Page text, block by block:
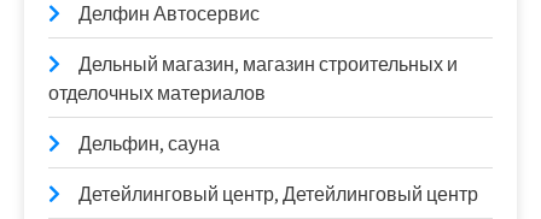
Делфин Автосервис
Дельный магазин, магазин строительных и
отделочных материалов
Дельфин, сауна
Детейлинговый центр, Детейлинговый центр